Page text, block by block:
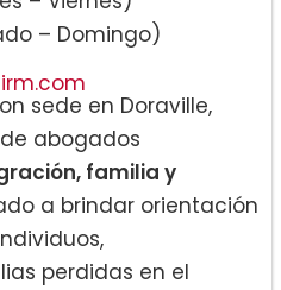
– Domingo)
sede en Doraville,
abogados
familia y
a brindar orientación
perdidas en el